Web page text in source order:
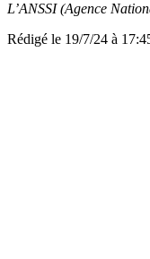
L’ANSSI (Agence
Rédigé le 19/7/24 à